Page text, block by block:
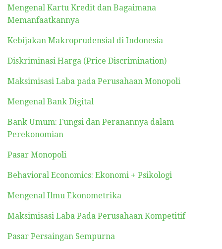
Mengenal Kartu Kredit dan Bagaimana
Memanfaatkannya
Kebijakan Makroprudensial di Indonesia
Diskriminasi Harga (Price Discrimination)
Maksimisasi Laba pada Perusahaan Monopoli
Mengenal Bank Digital
Bank Umum: Fungsi dan Peranannya dalam
Perekonomian
Pasar Monopoli
Behavioral Economics: Ekonomi + Psikologi
Mengenal Ilmu Ekonometrika
Maksimisasi Laba Pada Perusahaan Kompetitif
Pasar Persaingan Sempurna